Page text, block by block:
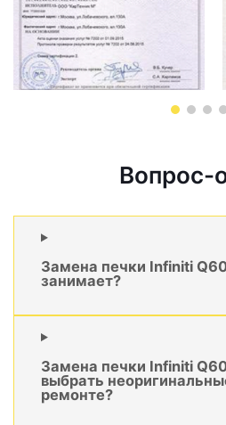
Вопрос-
Замена печки Infiniti
занимает?
Замена печки Infiniti
выбрать
ремонте?